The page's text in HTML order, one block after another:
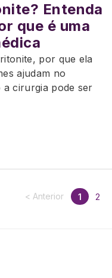
Entenda
que é uma
por que ela
ajudam no
a cirurgia pode ser
< Anterior 1 2